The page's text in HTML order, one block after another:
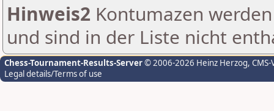
Hinweis2 Kontumazen
und sind in der Liste nicht
Chess-Tournament-Results-Server© 2006-2026 Heinz Herzog,
Legal details/Terms of use